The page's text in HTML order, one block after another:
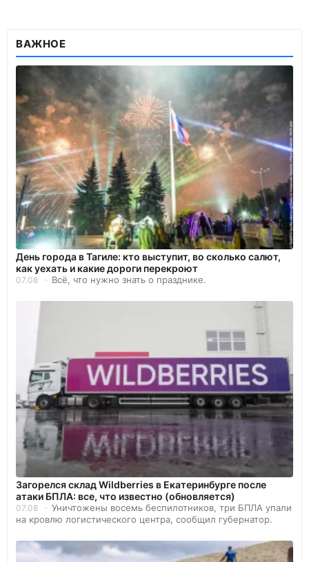
ВАЖНОЕ
День города в Тагиле: кто выступит, во сколько салют,
как уехать и какие дороги перекроют
07.08 Всё, что нужно знать о празднике.
Загорелся склад Wildberries в Екатеринбурге после
атаки БПЛА: все, что известно (обновляется)
07.08
Уничтожены восемь беспилотников, три БПЛА упали
на кровлю логистического центра, сообщил губернатор.